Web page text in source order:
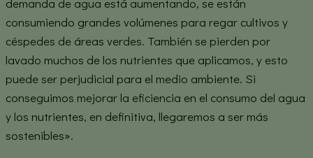
consumiendo grandes volúmenes para regar cultivos y
céspedes de áreas verdes. También se pierden por
lavado muchos de los nutrientes que aplicamos, y esto
puede ser perjudicial para el medio ambiente. Si
conseguimos mejorar la eficiencia en el consumo del agua
y los nutrientes, en definitiva, llegaremos a ser más
sostenibles».